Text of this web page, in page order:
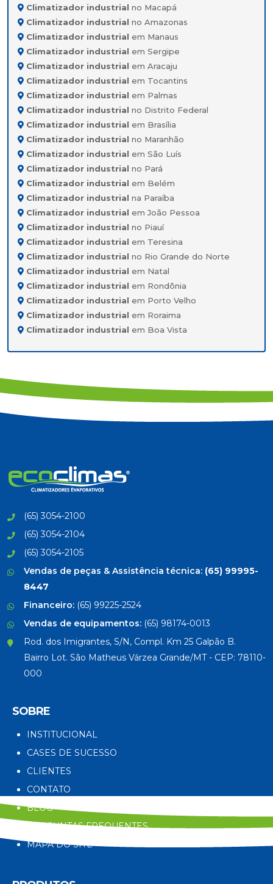
Climatizador industrial no Macapá
Climatizador industrial no Amazonas
Climatizador industrial em Manaus
Climatizador industrial em Sergipe
Climatizador industrial em Aracaju
Climatizador industrial em Tocantins
Climatizador industrial em Palmas
Climatizador industrial no Distrito Federal
Climatizador industrial em Brasília
Climatizador industrial no Maranhão
Climatizador industrial em São Luís
Climatizador industrial no Pará
Climatizador industrial em Belém
Climatizador industrial na Paraíba
Climatizador industrial em João Pessoa
Climatizador industrial no Piauí
Climatizador industrial em Teresina
Climatizador industrial no Rio Grande do Norte
Climatizador industrial em Natal
Climatizador industrial em Rondônia
Climatizador industrial em Porto Velho
Climatizador industrial em Roraima
Climatizador industrial em Boa Vista
(65) 3054-2100
(65) 3054-2104
(65) 3054-2105
Vendas de peças & Assistência técnica: (65) 99995-
8447
Financeiro: (65) 99225-2524
Vendas de equipamentos: (65) 98174-0013
Rod. dos Imigrantes, S/N, Compl. Km 25 Galpão B.
Bairro Lot. São Matheus Várzea Grande/MT - CEP: 78110-
000
SOBRE
INSTITUCIONAL
CASES DE SUCESSO
CLIENTES
CONTATO
BLOG
PERGUNTAS FREQUENTES
MAPA DO SITE